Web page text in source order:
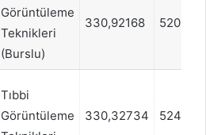
Görüntüleme
Teknikleri
(Burslu)
330,92168 520039
Tıbbi
Görüntüleme
330,32734 524174